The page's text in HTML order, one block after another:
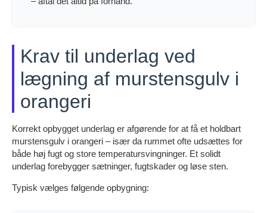
Krav til underlag ved
lægning af murstensgulv i
orangeri
Korrekt opbygget underlag er afgørende for at få et holdbart
murstensgulv i orangeri – især da rummet ofte udsættes for
både høj fugt og store temperatursvingninger. Et solidt
underlag forebygger sætninger, fugtskader og løse sten.
Typisk vælges følgende opbygning: